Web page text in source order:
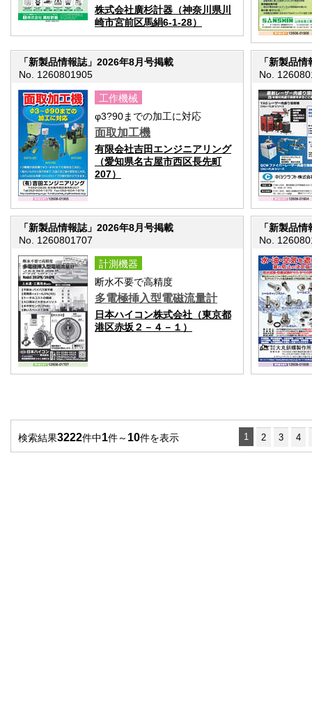
株式会社廣杉計器（神奈川県川
崎市宮前区馬絹6-1-28）
「新製品情報誌」2026年8月号掲載
No. 1260801905
工作機械
φ3?90までの加工に対応
面取加工機
有限会社吉田エンジニアリング
（愛知県名古屋市西区長先町
207）
「新製品
No.
「新製品情報誌」2026年8月号掲載
No. 1260801707
計測機器
断水不要で高精度
多電極挿入型電磁流量計
日本ハイコン株式会社（東京都
港区赤坂２－４－１）
「新製品
No.
検索結果3222件中1件～ 10件を表示 1 2 3 4